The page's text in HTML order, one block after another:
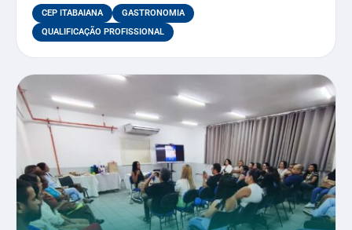
CEP ITABAIANA
GASTRONOMIA
QUALIFICAÇÃO PROFISSIONAL